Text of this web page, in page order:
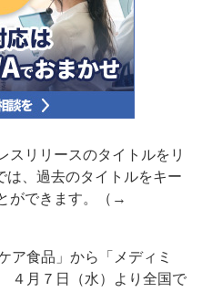
リリースのタイトルをリ
は、過去のタイトルをキー
ができます。（→
ア食品」から「メディミ
月７日（水）より全国で